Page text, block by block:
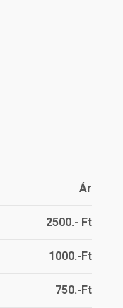
Ár
2500.- Ft
1000.-Ft
750.-Ft